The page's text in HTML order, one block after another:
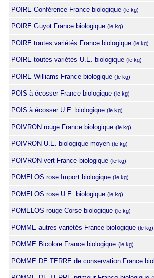
POIRE Conférence France biologique (le kg)
POIRE Guyot France biologique (le kg)
POIRE toutes variétés France biologique (le kg)
POIRE toutes variétés U.E. biologique (le kg)
POIRE Williams France biologique (le kg)
POIS à écosser France biologique (le kg)
POIS à écosser U.E. biologique (le kg)
POIVRON rouge France biologique (le kg)
POIVRON U.E. biologique moyen (le kg)
POIVRON vert France biologique (le kg)
POMELOS rose Import biologique (le kg)
POMELOS rose U.E. biologique (le kg)
POMELOS rouge Corse biologique (le kg)
POMME autres variétés France biologique (le kg)
POMME Bicolore France biologique (le kg)
POMME DE TERRE de conservation France